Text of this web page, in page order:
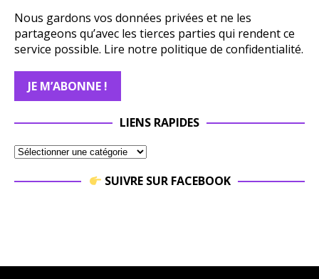
Nous gardons vos données privées et ne les
partageons qu’avec les tierces parties qui rendent ce
service possible. Lire notre politique de confidentialité.
LIENS RAPIDES
SUIVRE SUR FACEBOOK